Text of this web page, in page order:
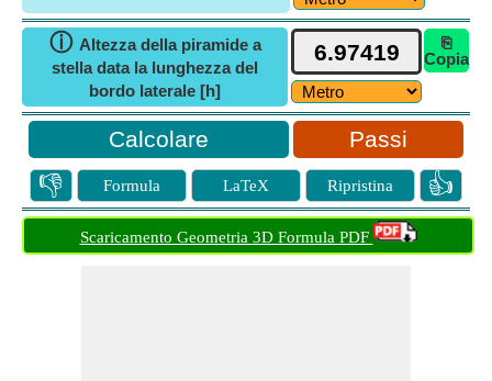
ⓘ Altezza della piramide a
stella data la lunghezza del
bordo laterale [h]
⎘
Copia
Passi
👎 Formula LaTeX Ripristina 👍
Scaricamento Geometria 3D Formula PDF